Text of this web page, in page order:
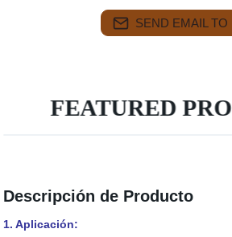
SEND EMAIL TO
FEATURED
Descripción de Producto
1. Aplicación: